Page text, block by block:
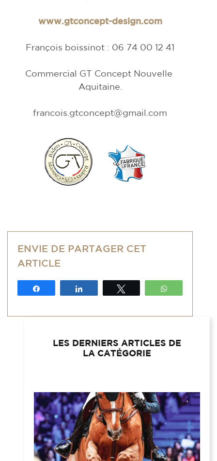
www.gtconcept-design.com
François boissinot : 06 74 00 12 41
Commercial GT Concept Nouvelle
Aquitaine.
francois.gtconcept@gmail.com
ENVIE DE PARTAGER CET
ARTICLE
LES DERNIERS ARTICLES DE
LA CATÉGORIE